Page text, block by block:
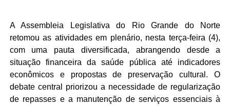
também mencionou as fugas do sistema prisional que
aconteceram nos últimos dias no Rio Grande do Norte.
A Assembleia Legislativa do Rio Grande do Norte
retomou as atividades em plenário, nesta terça-feira (4),
com uma pauta diversificada, abrangendo desde a
situação financeira da saúde pública até indicadores
econômicos e propostas de preservação cultural. O
debate central priorizou a necessidade de regularização
de repasses e a manutenção de serviços essenciais à